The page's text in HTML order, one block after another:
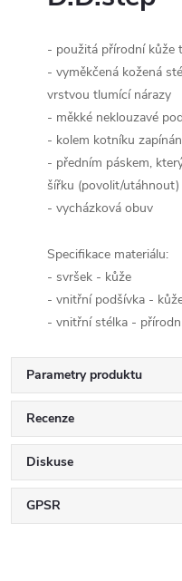
- použitá přírodní kůže
- vyměkčená kožená
vrstvou tlumící nárazy
- měkké neklouzavé
- kolem kotníku
- předním páskem,
šířku (povolit/
- vycházková obuv
Specifikace materiálu:
- svršek - kůže
- vnitřní podšívka -
- vnitřní stélka -
Parametry produktu
Recenze
Diskuse
GPSR